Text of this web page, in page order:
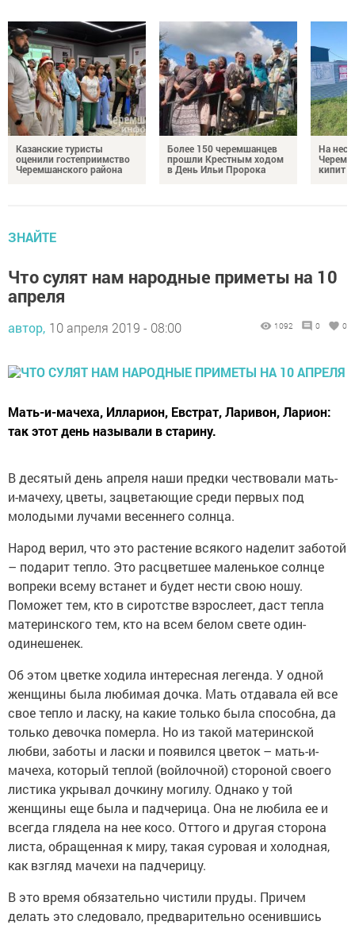
Казанские туристы
оценили гостеприимство
Черемшанского района
Более 150 черемшанцев
прошли Крестным ходом
в День Ильи Пророка
На
кипит
ЗНАЙТЕ
Что сулят нам народные приметы на 10
апреля
автор, 10 апреля 2019 - 08:00 1092 0 0
Мать-и-мачеха, Илларион, Евстрат, Ларивон, Ларион:
так этот день называли в старину.
В десятый день апреля наши предки чествовали мать-
и-мачеху, цветы, зацветающие среди первых под
молодыми лучами весеннего солнца.
Народ верил, что это растение всякого наделит заботой
– подарит тепло. Это расцветшее маленькое солнце
вопреки всему встанет и будет нести свою ношу.
Поможет тем, кто в сиротстве взрослеет, даст тепла
материнского тем, кто на всем белом свете один-
одинешенек.
Об этом цветке ходила интересная легенда. У одной
женщины была любимая дочка. Мать отдавала ей все
свое тепло и ласку, на какие только была способна, да
только девочка померла. Но из такой материнской
любви, заботы и ласки и появился цветок – мать-и-
мачеха, который теплой (войлочной) стороной своего
листика укрывал дочкину могилу. Однако у той
женщины еще была и падчерица. Она не любила ее и
всегда глядела на нее косо. Оттого и другая сторона
листа, обращенная к миру, такая суровая и холодная,
как взгляд мачехи на падчерицу.
В это время обязательно чистили пруды. Причем
делать это следовало, предварительно осенившись